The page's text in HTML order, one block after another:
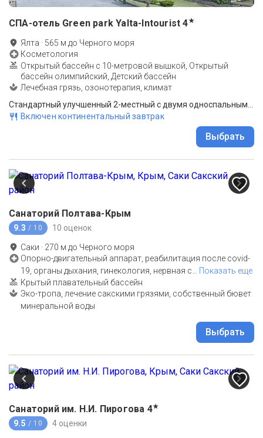
СПА-отель Green park Yalta-Intourist 4★
Ялта · 565 м до Черного моря
Косметология
Открытый бассейн с 10-метровой вышкой, Открытый
бассейн олимпийский, Детский бассейн
Лечебная грязь, озонотерапия, климат
Стандартный улучшенный 2-местный с двумя односпальными кроватями Green Park
Включен континентальный завтрак
Выбрать
Санаторий Полтава-Крым
9.3 / 10 10 оценок
Саки · 270 м до Черного моря
Опорно-двигательный аппарат, реабилитация после covid-
19, органы дыхания, гинекология, нервная с… Показать еще
Крытый плавательный бассейн
Эко-тропа, лечение сакскими грязями, собственный бювет
минеральной воды
Выбрать
Санаторий им. Н.И. Пирогова 4★
9.5 / 10 4 оценки